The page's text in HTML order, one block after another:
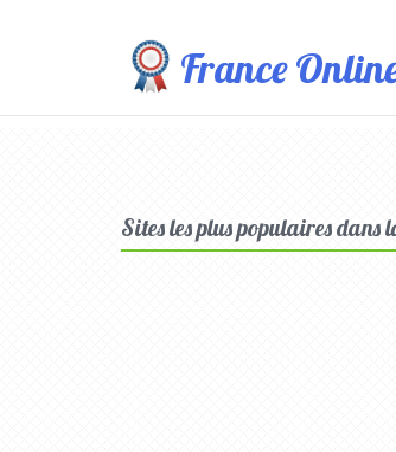
France
Sites les plus populaires dans